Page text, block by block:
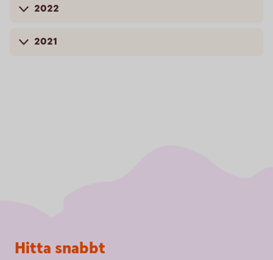
2022
2021
Sidfot
Hitta snabbt